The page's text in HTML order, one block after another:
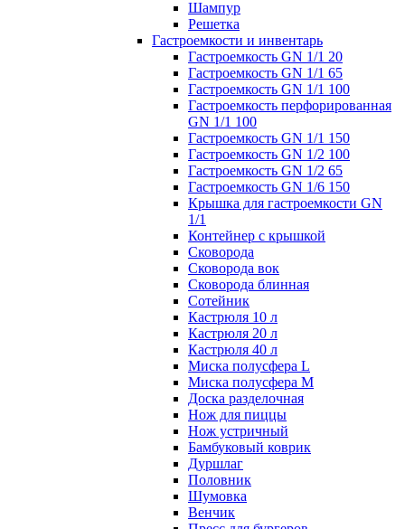
Шампур
Решетка
Гастроемкости и инвентарь
Гастроемкость GN 1/1 20
Гастроемкость GN 1/1 65
Гастроемкость GN 1/1 100
Гастроемкость перфорированная
GN 1/1 100
Гастроемкость GN 1/1 150
Гастроемкость GN 1/2 100
Гастроемкость GN 1/2 65
Гастроемкость GN 1/6 150
Крышка для гастроемкости GN
1/1
Контейнер с крышкой
Сковорода
Сковорода вок
Сковорода блинная
Сотейник
Кастрюля 10 л
Кастрюля 20 л
Кастрюля 40 л
Миска полусфера L
Миска полусфера M
Доска разделочная
Нож для пиццы
Нож устричный
Бамбуковый коврик
Дуршлаг
Половник
Шумовка
Венчик